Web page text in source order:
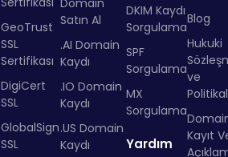
GeoTrust
SSL
Sertifikası
DigiCert
SSL
GlobalSign
SSL
Domain
Satın Al
.AI Domain
Kaydı
.IO Domain
Kaydı
.US Domain
Kaydı
DKIM Kaydı
Sorgulama
SPF
Sorgulama
MX
Sorgulama
Yardım
Blog
Hukuki
ve
Kayıt